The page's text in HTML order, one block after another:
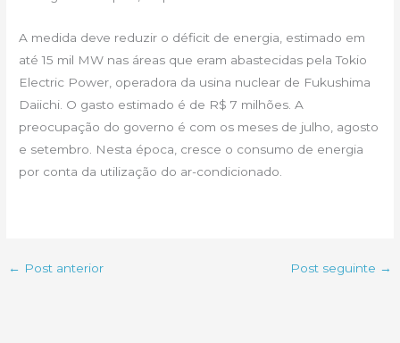
A medida deve reduzir o déficit de energia, estimado em
até 15 mil MW nas áreas que eram abastecidas pela Tokio
Electric Power, operadora da usina nuclear de Fukushima
Daiichi. O gasto estimado é de R$ 7 milhões. A
preocupação do governo é com os meses de julho, agosto
e setembro. Nesta época, cresce o consumo de energia
por conta da utilização do ar-condicionado.
← Post anterior Post seguinte →